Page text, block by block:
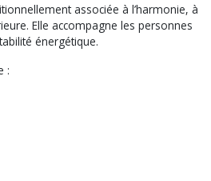
associée à l’harmonie, à
Elle accompagne les personnes
énergétique.
: